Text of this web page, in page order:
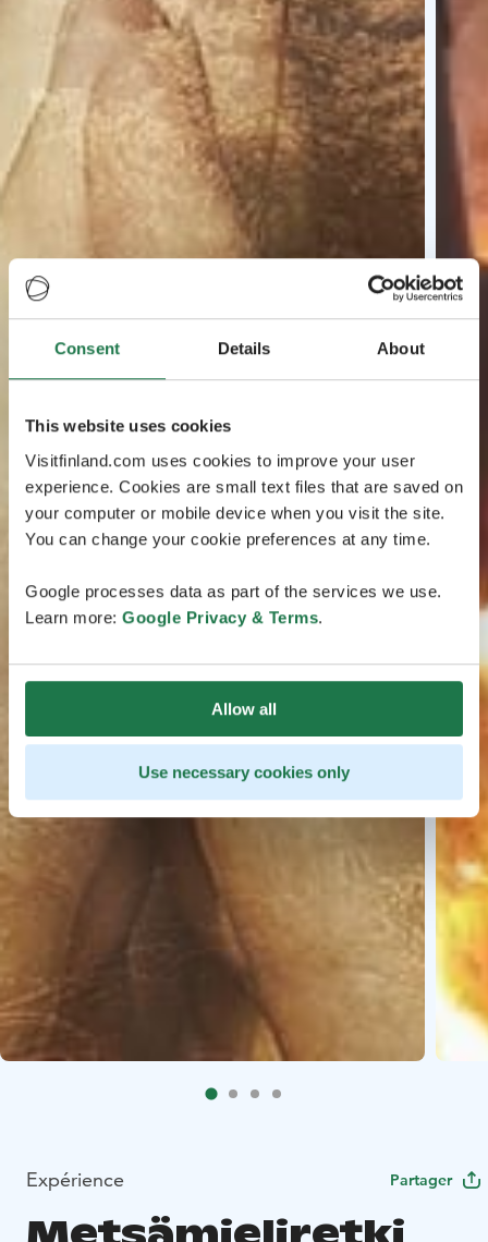
Consent Details About
This website uses cookies
Visitfinland.com uses cookies to improve your user
experience. Cookies are small text files that are saved on
your computer or mobile device when you visit the site.
You can change your cookie preferences at any time.
Google processes data as part of the services we use.
Learn more: Google Privacy & Terms.
Allow all
Use necessary cookies only
Expérience Partager